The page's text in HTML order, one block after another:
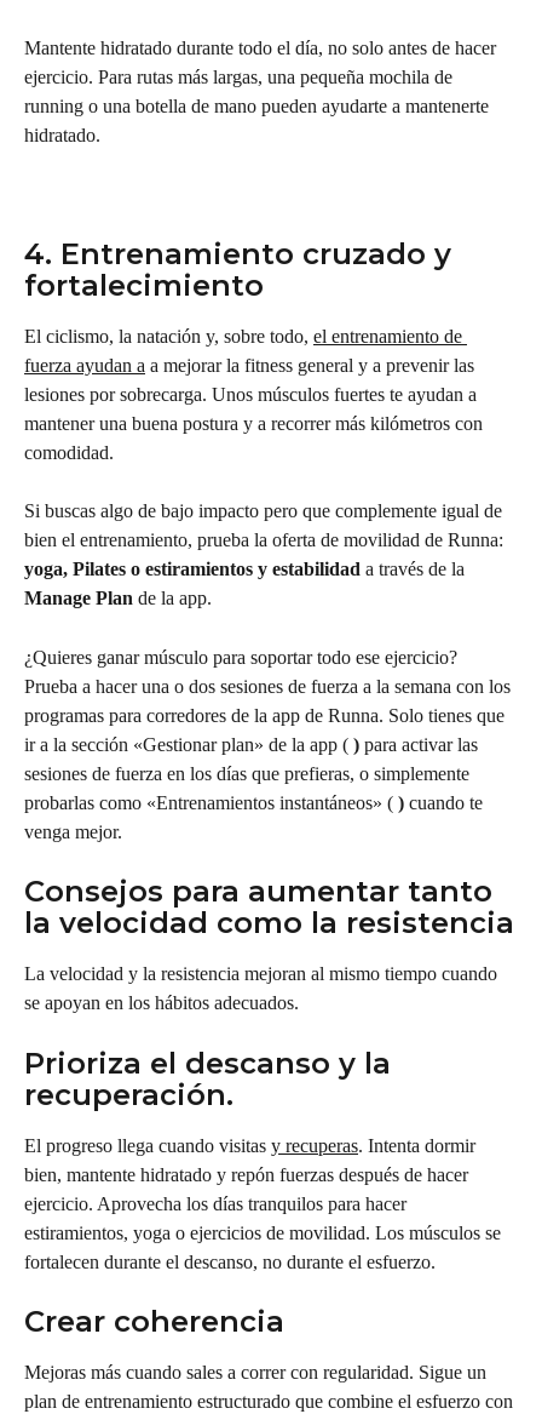
Mantente hidratado durante todo el día, no solo antes de hacer
ejercicio. Para rutas más largas, una pequeña mochila de
running o una botella de mano pueden ayudarte a mantenerte
hidratado.
4. Entrenamiento cruzado y
fortalecimiento
El ciclismo, la natación y, sobre todo, el entrenamiento de
fuerza ayudan a a mejorar la fitness general y a prevenir las
lesiones por sobrecarga. Unos músculos fuertes te ayudan a
mantener una buena postura y a recorrer más kilómetros con
comodidad.
Si buscas algo de bajo impacto pero que complemente igual de
bien el entrenamiento, prueba la oferta de movilidad de Runna:
yoga, Pilates o estiramientos y estabilidad a través de la
Manage Plan de la app.
¿Quieres ganar músculo para soportar todo ese ejercicio?
Prueba a hacer una o dos sesiones de fuerza a la semana con los
programas para corredores de la app de Runna. Solo tienes que
ir a la sección «Gestionar plan» de la app ( ) para activar las
sesiones de fuerza en los días que prefieras, o simplemente
probarlas como «Entrenamientos instantáneos» ( ) cuando te
venga mejor.
Consejos para aumentar tanto
la velocidad como la resistencia
La velocidad y la resistencia mejoran al mismo tiempo cuando
se apoyan en los hábitos adecuados.
Prioriza el descanso y la
recuperación.
El progreso llega cuando visitas y recuperas. Intenta dormir
bien, mantente hidratado y repón fuerzas después de hacer
ejercicio. Aprovecha los días tranquilos para hacer
estiramientos, yoga o ejercicios de movilidad. Los músculos se
fortalecen durante el descanso, no durante el esfuerzo.
Crear coherencia
Mejoras más cuando sales a correr con regularidad. Sigue un
plan de entrenamiento estructurado que combine el esfuerzo con